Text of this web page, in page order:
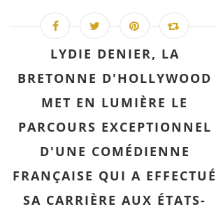
LYDIE DENIER, LA
BRETONNE D'HOLLYWOOD
MET EN LUMIÈRE LE
PARCOURS EXCEPTIONNEL
D'UNE COMÉDIENNE
FRANÇAISE QUI A EFFECTUÉ
SA CARRIÈRE AUX ÉTATS-